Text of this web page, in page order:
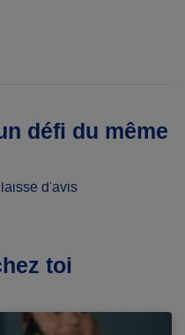
défi du même
d'avis
toi